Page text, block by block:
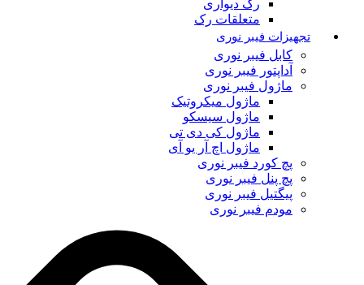
رک دیواری
متعلقات رک
تجهیزات فیبر نوری
کابل فیبر نوری
آداپتور فیبر نوری
ماژول فیبر نوری
ماژول میکروتیک
ماژول سیسکو
ماژول کی دی تی
ماژول اچ آر یو آی
پچ کورد فیبر نوری
پچ پنل فیبر نوری
پیگتیل فیبر نوری
مودم فیبر نوری